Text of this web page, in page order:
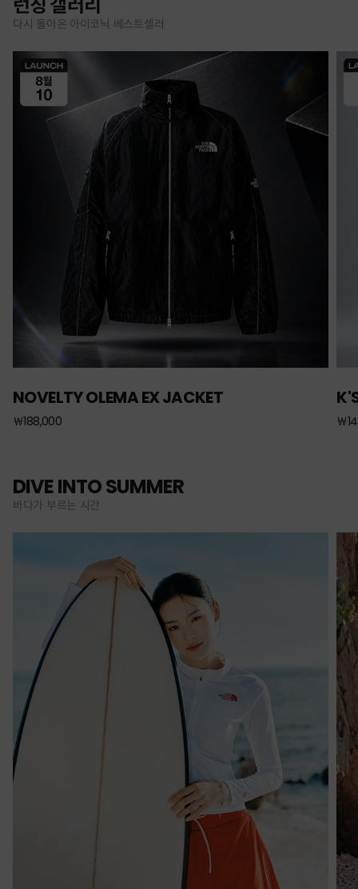
런칭 갤러리
다시 돌아온 아이코닉 베스트셀러
NOVELTY OLEMA EX JACKET
￦188,000 ￦
DIVE INTO SUMMER
바다가 부르는 시간